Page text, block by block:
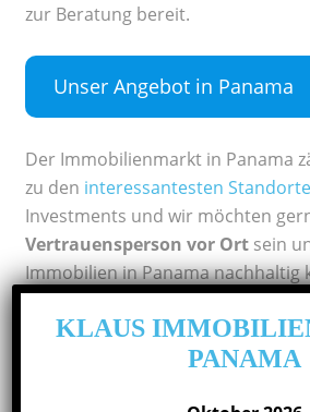
zur Beratung bereit.
Unser Angebot in Panama
Der Immobilienmarkt in Panama
zu den interessantesten
Investments und wir möchten
Vertrauensperson vor Ort sein
Immobilien in Panama nachhaltig
Rentabel, sicher und
Investments in Panama
KLAUS
PANAMA